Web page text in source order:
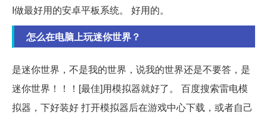
I做最好用的安卓平板系统。 好用的。
怎么在电脑上玩迷你世界？
是迷你世界，不是我的世界，说我的世界还是不要答，是
迷你世界！！！[最佳]用模拟器就好了。 百度搜索雷电模
拟器，下好装好 打开模拟器后在游戏中心下载，或者自己